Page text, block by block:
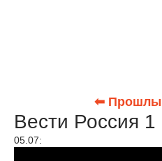
⬅
Вести Россия
05.07: